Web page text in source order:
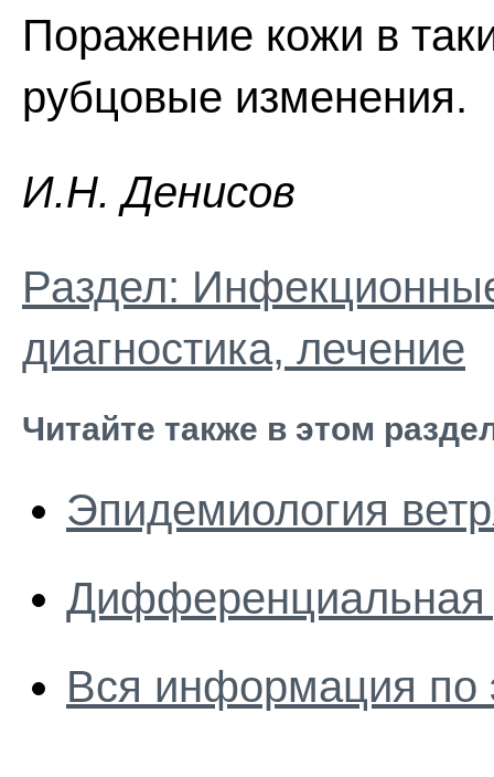
Поражение кожи в
рубцовые изменения.
И.H. Дeниcoв
Раздел:
диагностика, лечение
Читайте также в этом
Эпидемиология
Дифференциальная
Вся информация по